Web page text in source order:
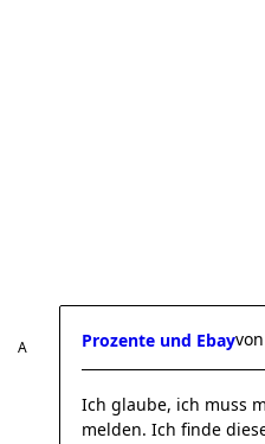
Prozente und Ebayvon
Ich glaube, ich muss
melden. Ich finde